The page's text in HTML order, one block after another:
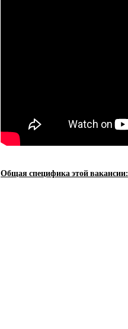
Общая специфика этой вакансии: